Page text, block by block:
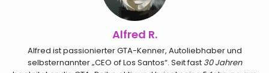
Alfred R.
Alfred ist passionierter GTA-Kenner, Autoliebhaber und
selbsternannter „CEO of Los Santos“. Seit fast 30 Jahren